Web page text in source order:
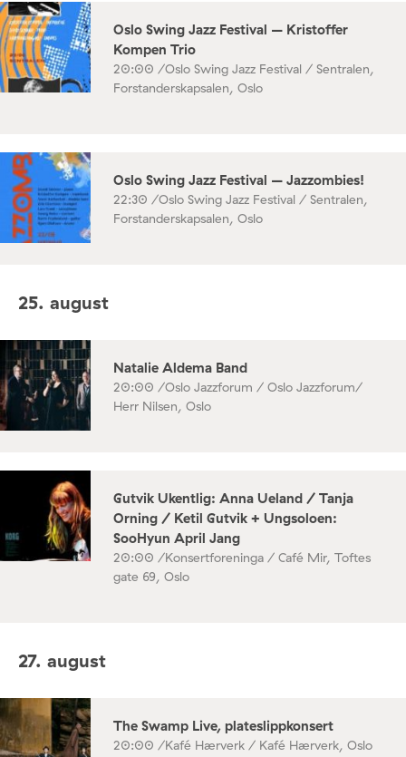
Oslo Swing Jazz Festival – Kristoffer
Kompen Trio
20:00 /Oslo Swing Jazz Festival / Sentralen,
Forstanderskapsalen, Oslo
Oslo Swing Jazz Festival – Jazzombies!
22:30 /Oslo Swing Jazz Festival / Sentralen,
Forstanderskapsalen, Oslo
25. august
Natalie Aldema Band
20:00 /Oslo Jazzforum / Oslo Jazzforum/
Herr Nilsen, Oslo
Gutvik Ukentlig: Anna Ueland / Tanja
Orning / Ketil Gutvik + Ungsoloen:
SooHyun April Jang
20:00 /Konsertforeninga / Café Mir, Toftes
gate 69, Oslo
27. august
The Swamp Live, plateslippkonsert
20:00 /Kafé Hærverk / Kafé Hærverk, Oslo